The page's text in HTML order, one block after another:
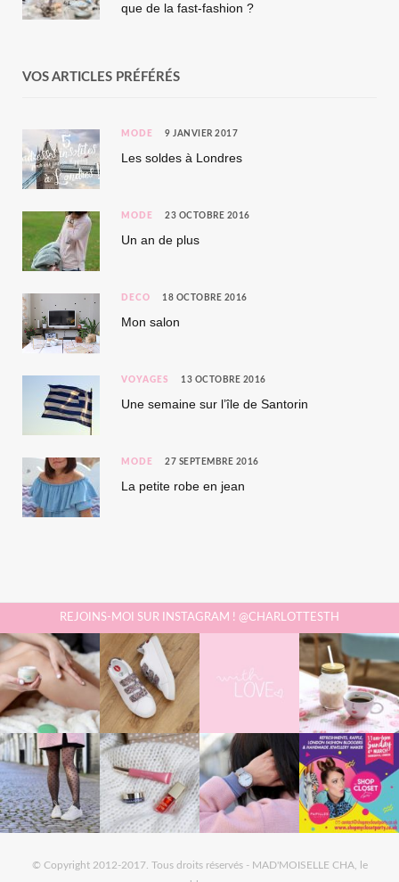
que de la fast-fashion ?
VOS ARTICLES PRÉFÉRÉS
MODE 9 JANVIER 2017
Les soldes à Londres
MODE 23 OCTOBRE 2016
Un an de plus
DÉCO 18 OCTOBRE 2016
Mon salon
VOYAGES 13 OCTOBRE 2016
Une semaine sur l’île de Santorin
MODE 27 SEPTEMBRE 2016
La petite robe en jean
REJOINS-MOI SUR INSTAGRAM ! @CHARLOTTESTH
© Copyright 2012-2017. Tous droits réservés - MAD'MOISELLE CHA, le